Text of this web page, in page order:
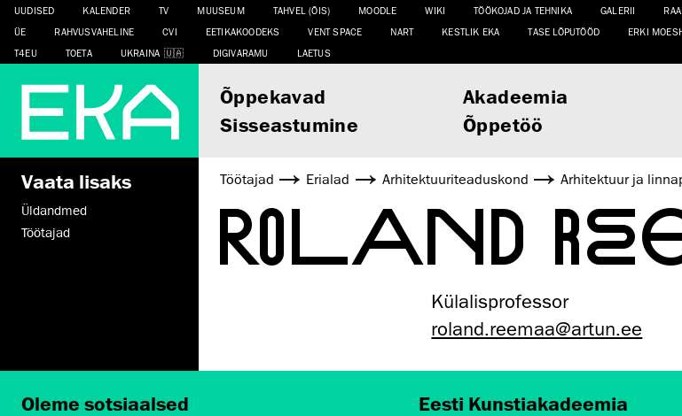
UUDISED KALENDER TV MUUSEUM TAHVEL (ÕIS) MOODLE WIKI TÖÖKOJAD JA TEHNIKA GALERII
ÜE
RAHVUSVAHELINE CVI EETIKAKOODEKS VENT SPACE NART KESTLIK EKA TASE LÕPUTÖÖD ERKI
T4EU
TOETA UKRAINA DIGIVARAMU LAETUS
Õppekavad Akadeemia
Sisseastumine
Õppetöö
Vaata lisaks
Üldandmed
Töötajad
Töötajad Erialad Arhitektuuri­teaduskond Arhitektuur ja
ROLAND
Külalisprofessor
roland.reemaa@artun.ee
Oleme sotsiaalsed Eesti Kunstiakadeemia